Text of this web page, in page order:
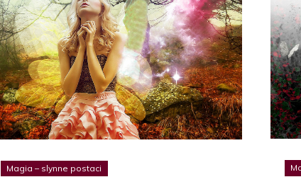
Magia – slynne postaci